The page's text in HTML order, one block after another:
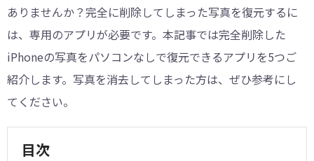
ありませんか？完全に削除してしまった写真を復元するに
は、専用のアプリが必要です。本記事では完全削除した
iPhoneの写真をパソコンなしで復元できるアプリを5つご
紹介します。写真を消去してしまった方は、ぜひ参考にし
てください。
目次